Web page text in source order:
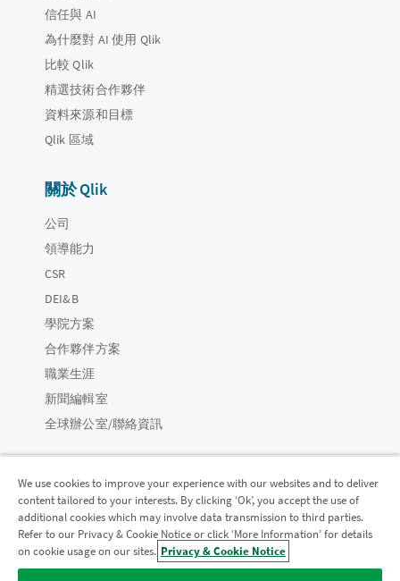
信任與 AI
為什麼對 AI 使用 Qlik
比較 Qlik
精選技術合作夥伴
資料來源和目標
Qlik 區域
關於 Qlik
公司
領導能力
CSR
DEI&B
學院方案
合作夥伴方案
職業生涯
新聞編輯室
全球辦公室/聯絡資訊
Qlik 社群
法律合約 產品條款 Legal Policies
法律條規
We use cookies to improve your experience with our websites and to deliver
content tailored to your interests. By clicking ‘Ok’, you accept the use of
additional cookies which may involve data transmission to third parties.
Refer to our Privacy & Cookie Notice or click ‘More Information’ for details
on cookie usage on our sites. Privacy & Cookie Notice